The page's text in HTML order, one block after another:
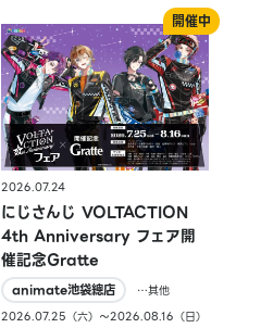
2026.07.24
にじさんじ VOLTACTION
4th Anniversary フェア開
催記念Gratte
animate池袋總店
…其他
2026.07.25（六）〜2026.08.16（日）